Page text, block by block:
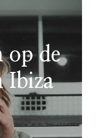
op de
Ibiza